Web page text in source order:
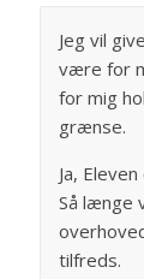
Jeg vil
være for
for mig
grænse.
Ja,
Så længe
tilfreds.